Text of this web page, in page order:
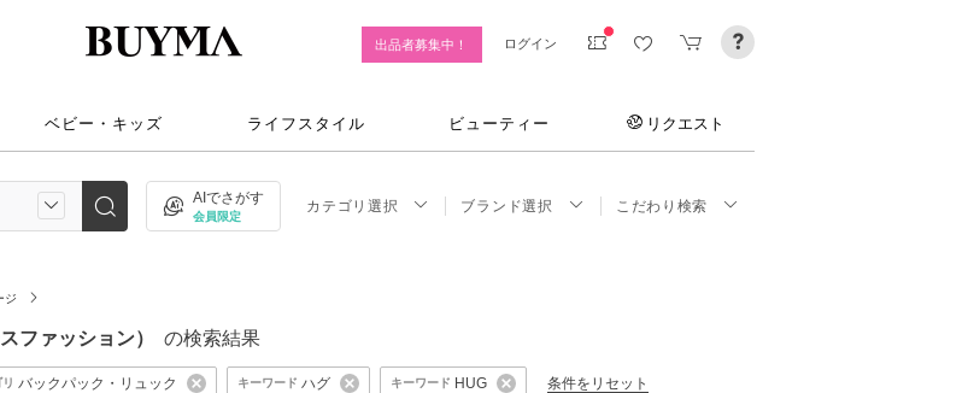
出品者募集中！ ログイン
ベビー・キッズ ライフスタイル ビューティー リクエスト
AIでさがす
会員限定
カテゴリ選択 ブランド選択 こだわり検索
ジ
ファッション） の検索結果
バックパック・リュック キーワード ハグ キーワード HUG 条件をリセット